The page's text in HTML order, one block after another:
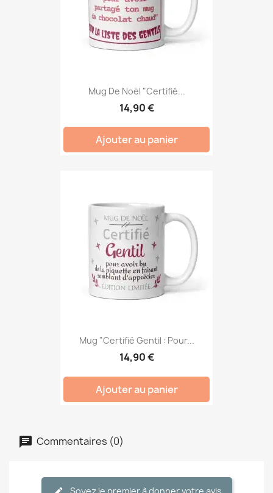
Mug De Noël "Certifié...
14,90 €
Ajouter au panier
Mug "Certifié Gentil : Pour...
14,90 €
Ajouter au panier
Commentaires (0)
Soyez le premier à donner votre avis